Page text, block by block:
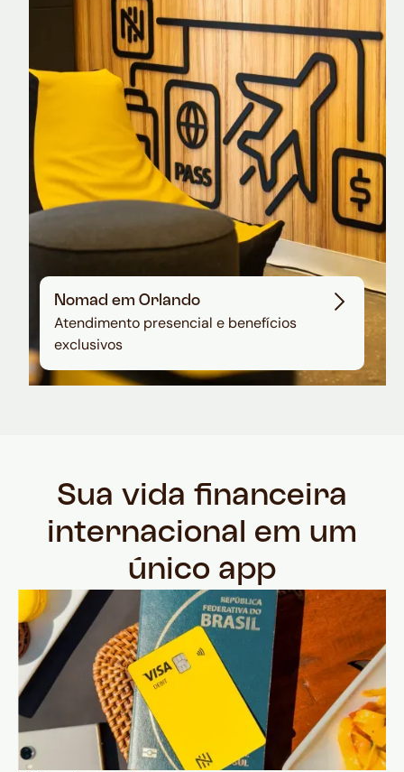
Nomad Explorer
Cartão de crédito brasileiro com cashback
em dólar
Nomad em Orlando
Atendimento presencial e benefícios
exclusivos
Sua vida financeira
internacional em um
único app